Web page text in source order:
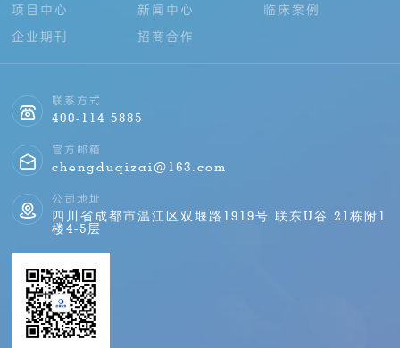
项目中心
新闻中心
临床案例
企业期刊
招商合作
联系方式
400-114 5885
官方邮箱
chengduqizai@163.com
公司地址
四川省成都市温江区双堰路1919号 联东U谷 21栋附1
楼4-5层